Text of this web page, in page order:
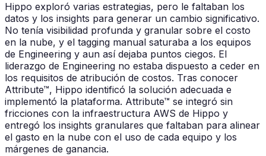
Hippo exploró varias estrategias, pero le faltaban los
datos y los insights para generar un cambio significativo.
No tenía visibilidad profunda y granular sobre el costo
en la nube, y el tagging manual saturaba a los equipos
de Engineering y aun así dejaba puntos ciegos. El
liderazgo de Engineering no estaba dispuesto a ceder en
los requisitos de atribución de costos. Tras conocer
Attribute™, Hippo identificó la solución adecuada e
implementó la plataforma. Attribute™ se integró sin
fricciones con la infraestructura AWS de Hippo y
entregó los insights granulares que faltaban para alinear
el gasto en la nube con el uso de cada equipo y los
márgenes de ganancia.